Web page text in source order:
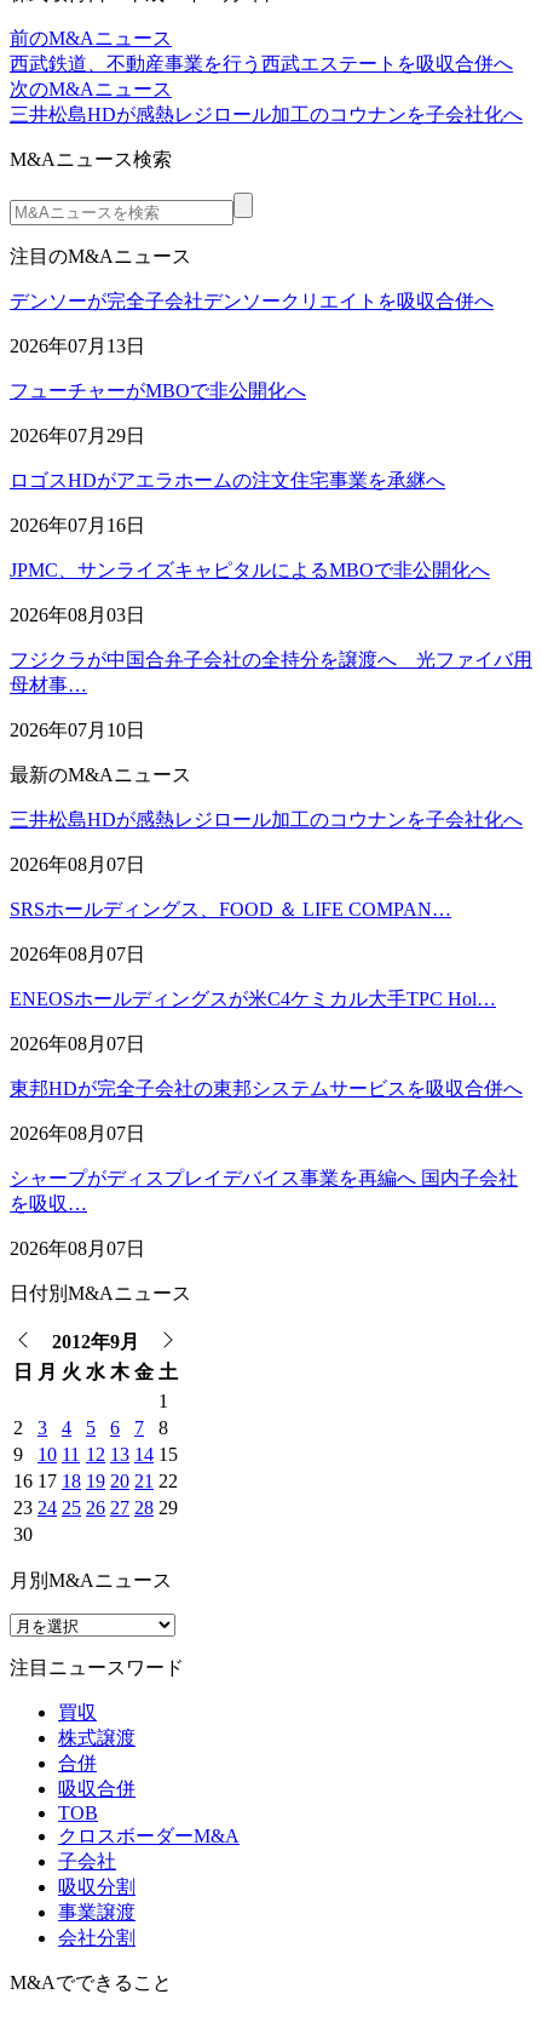
前のM&Aニュース
西武鉄道、不動産事業を行う西武エステートを吸収合併へ
次のM&Aニュース
三井松島HDが感熱レジロール加工のコウナンを子会社化へ
M&Aニュース検索
注目のM&Aニュース
デンソーが完全子会社デンソークリエイトを吸収合併へ
2026年07月13日
フューチャーがMBOで非公開化へ
2026年07月29日
ロゴスHDがアエラホームの注文住宅事業を承継へ
2026年07月16日
JPMC、サンライズキャピタルによるMBOで非公開化へ
2026年08月03日
フジクラが中国合弁子会社の全持分を譲渡へ 光ファイバ用
母材事…
2026年07月10日
最新のM&Aニュース
三井松島HDが感熱レジロール加工のコウナンを子会社化へ
2026年08月07日
SRSホールディングス、FOOD ＆ LIFE COMPAN…
2026年08月07日
ENEOSホールディングスが米C4ケミカル大手TPC Hol…
2026年08月07日
東邦HDが完全子会社の東邦システムサービスを吸収合併へ
2026年08月07日
シャープがディスプレイデバイス事業を再編へ 国内子会社
を吸収…
2026年08月07日
日付別M&Aニュース
2012年9月
日
月 火 水 木 金 土
1
2
3 4 5 6 7
8
9
10 11 12 13 14 15
16 17 18 19 20 21 22
23 24 25 26 27 28 29
30
月別M&Aニュース
注目ニュースワード
買収
株式譲渡
合併
吸収合併
TOB
クロスボーダーM&A
子会社
吸収分割
事業譲渡
会社分割
M&Aでできること